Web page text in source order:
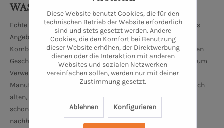
WAS BIETEN WIR AN?
Echte Raritäten und regionale Köstlichkeiten bestimmen das
Angebot unserer Oldenburger Manufaktur. Einzigartige
Kombinationen, geprägt von Qualität und einem einzigartigen
Geschmackserlebnis, laden zum Entdecken, Genießen und zum
Verweilen in unserer liebevoll eingerichteten Oldenburger
Manufaktur ein. Viele unserer hauseigenen Produkte sind nach
alten, traditionellen Rezepten gefertigt. Aromatisch und
schonend geröstet, garantieren wir höchste Qualität aus
nachhaltigem Anbau bei all unseren Produkten.
Diese Website benutzt Cookies, die für den
technischen Betrieb der Website erforderlich
sind und stets gesetzt werden. Andere
Cookies, die den Komfort bei Benutzung
dieser Website erhöhen, der Direktwerbung
dienen oder die Interaktion mit anderen
Websites und sozialen Netzwerken
vereinfachen sollen, werden nur mit deiner
Zustimmung gesetzt.
Ablehnen Konfigurieren